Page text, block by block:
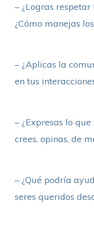
– ¿Logras
¿Cómo manejas
– ¿Aplicas la
en tus
– ¿Expresas lo que
crees, opinas, de
– ¿Qué podría
seres queridos